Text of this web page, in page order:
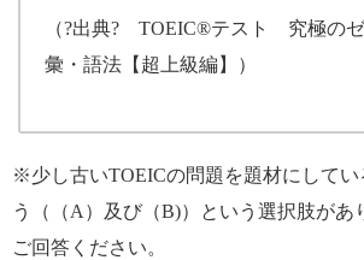
（?出典? TOEIC®テスト 究極の
彙・語法【超上級編】）
※少し古いTOEICの問題を題材にしてい
う（（A）及び（B)）という選択肢があ
ご回答ください。